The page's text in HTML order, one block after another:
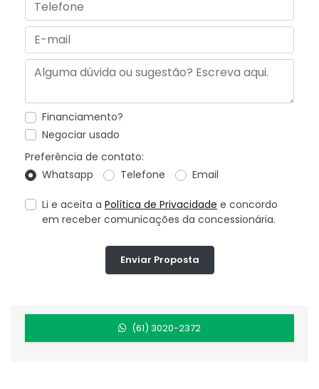
(61) 3020-2372
Financiamento?
Negociar usado
Preferência de contato:
Whatsapp
Telefone Email
Li e aceita a Política de Privacidade e concordo
em receber comunicações da concessionária.
Enviar Proposta